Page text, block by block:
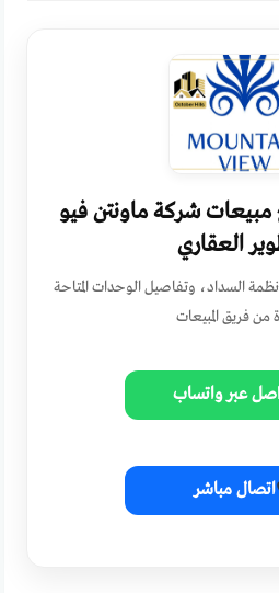
مبيعات شركة ماونتن فيو
العقاري
السداد، وتفاصيل الوحدات المتاحة
من فريق المبيعات
عبر واتساب
اتصال مباشر